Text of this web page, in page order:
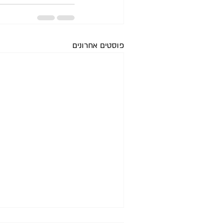
פוסטים אחרונים